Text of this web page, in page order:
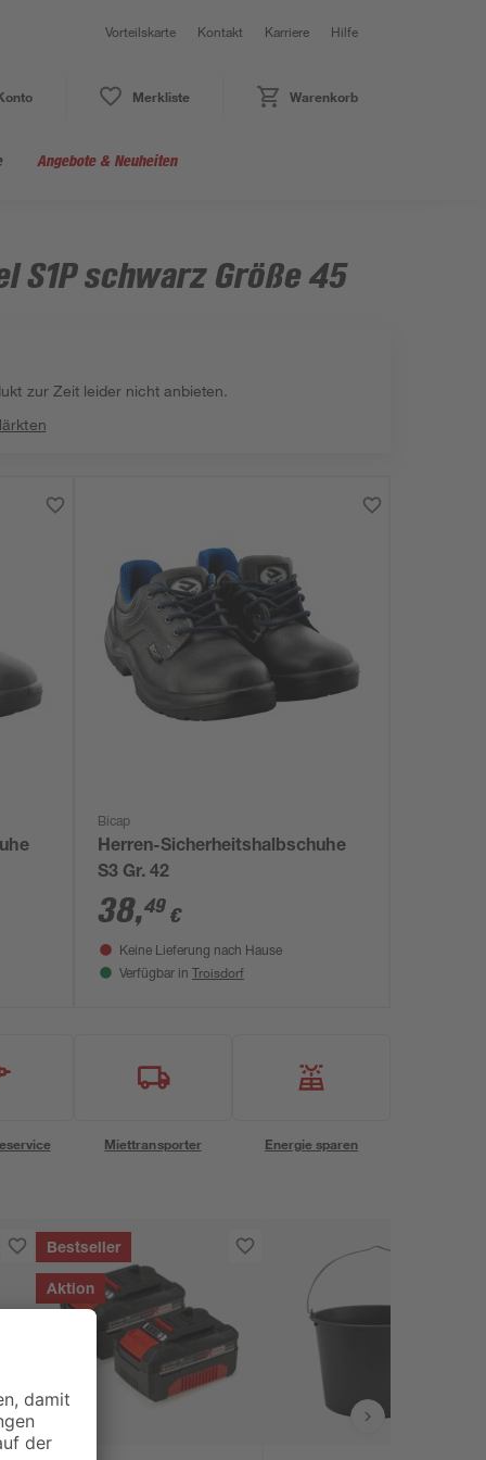
Vorteilskarte Kontakt Karriere Hilfe
Merkliste Warenkorb
Angebote & Neuheiten
schwarz Größe 45
zur Zeit leider nicht anbieten.
Bicap
Herren-Sicherheitshalbschuhe
S3 Gr. 42
38,49 €
Keine Lieferung nach Hause
Verfügbar in Troisdorf
Miettransporter Energie sparen
Bestseller
Aktion